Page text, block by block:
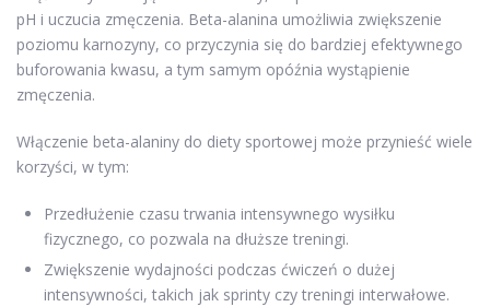
pH i uczucia zmęczenia. Beta-alanina umożliwia zwiększenie
poziomu karnozyny, co przyczynia się do bardziej efektywnego
buforowania kwasu, a tym samym opóźnia wystąpienie
zmęczenia.
Włączenie beta-alaniny do diety sportowej może przynieść wiele
korzyści, w tym:
Przedłużenie czasu trwania intensywnego wysiłku
fizycznego, co pozwala na dłuższe treningi.
Zwiększenie wydajności podczas ćwiczeń o dużej
intensywności, takich jak sprinty czy treningi interwałowe.